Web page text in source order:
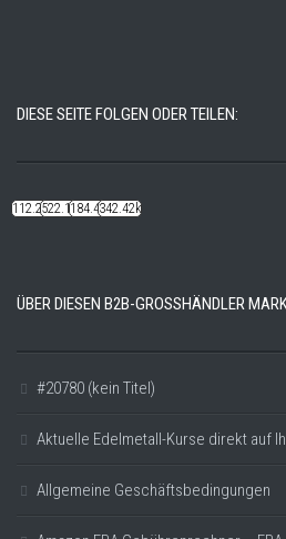
DIESE SEITE FOLGEN ODER TEILEN:
112.22k522.14k184.48k342.42k
ÜBER DIESEN B2B-GROSSHÄNDLER
#20780 (kein Titel)
Aktuelle Edelmetall-Kurse direkt auf
Allgemeine Geschäftsbedingungen